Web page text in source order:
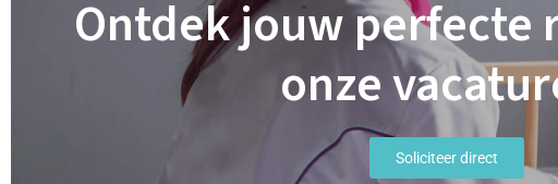
Ontdek jouw perfecte
onze
Soliciteer direct